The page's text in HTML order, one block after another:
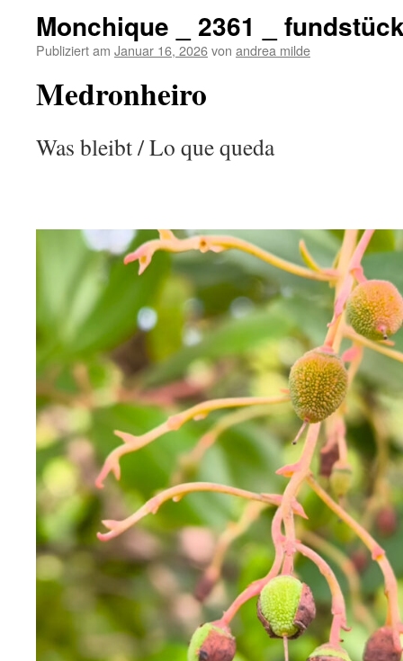
Monchique _ 2361 _
Publiziert am Januar 16, 2026von andrea milde
Medronheiro
Was bleibt / Lo que queda